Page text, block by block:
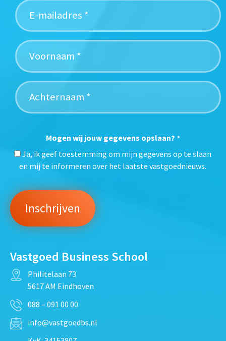
Mogen wij jouw gegevens opslaan? *
Ja, ik geef toestemming om mijn gegevens op te slaan
en mij te informeren over het laatste vastgoednieuws.
Vastgoed Business School
Philitelaan 73
5617 AM Eindhoven
088 – 091 00 00
info@vastgoedbs.nl